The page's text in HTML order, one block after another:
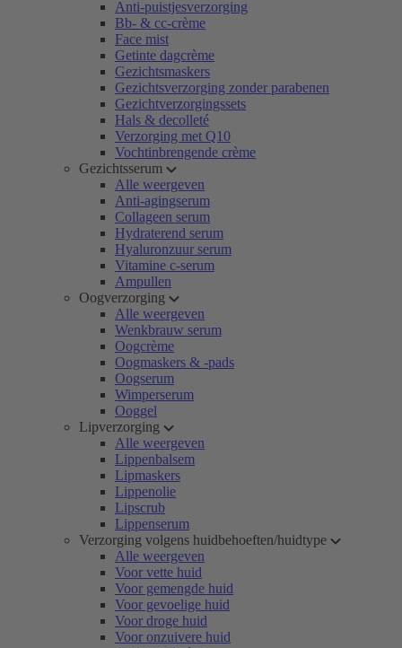
Anti-puistjesverzorging
Bb- & cc-crème
Face mist
Getinte dagcrème
Gezichtsmaskers
Gezichtsverzorging zonder parabenen
Gezichtverzorgingssets
Hals & decolleté
Verzorging met Q10
Vochtinbrengende crème
Gezichtsserum
Alle weergeven
Anti-agingserum
Collageen serum
Hydraterend serum
Hyaluronzuur serum
Vitamine c-serum
Ampullen
Oogverzorging
Alle weergeven
Wenkbrauw serum
Oogcrème
Oogmaskers & -pads
Oogserum
Wimperserum
Ooggel
Lipverzorging
Alle weergeven
Lippenbalsem
Lipmaskers
Lippenolie
Lipscrub
Lippenserum
Verzorging volgens huidbehoeften/huidtype
Alle weergeven
Voor vette huid
Voor gemengde huid
Voor gevoelige huid
Voor droge huid
Voor onzuivere huid